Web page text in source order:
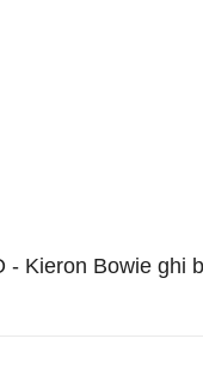
- Kieron Bowie ghi